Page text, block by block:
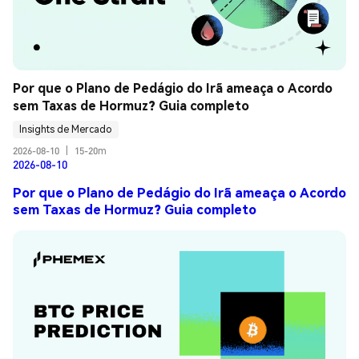
Por que o Plano de Pedágio do Irã ameaça o Acordo
sem Taxas de Hormuz? Guia completo
Insights de Mercado
2026-08-10
15-20m
2026-08-10
Por que o Plano de Pedágio do Irã ameaça o Acordo
sem Taxas de Hormuz? Guia completo